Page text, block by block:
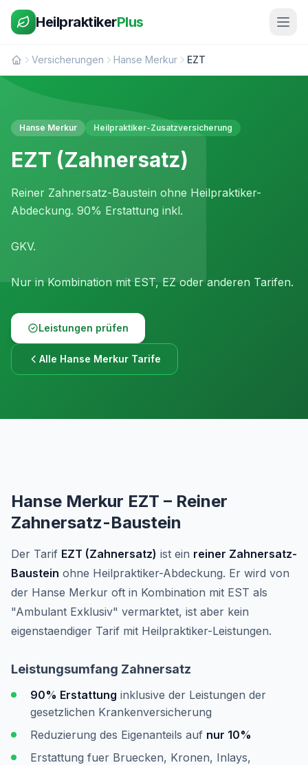
HeilpraktikerPlus
Versicherungen Hanse Merkur EZT
Hanse Merkur Heilpraktiker-Zusatzversicherung
EZT (Zahnersatz)
Reiner Zahnersatz-Baustein ohne Heilpraktiker-
Abdeckung. 90% Erstattung inkl.
GKV.
Nur in Kombination mit EST, EZ oder anderen Tarifen.
Leistungen prüfen
Alle Hanse Merkur Tarife
Hanse Merkur EZT – Reiner
Zahnersatz-Baustein
Der Tarif EZT (Zahnersatz) ist ein reiner Zahnersatz-
Baustein ohne Heilpraktiker-Abdeckung. Er wird von
der Hanse Merkur oft in Kombination mit EST als
"Ambulant Exklusiv" vermarktet, ist aber kein
eigenstaendiger Tarif mit Heilpraktiker-Leistungen.
Leistungsumfang Zahnersatz
90% Erstattung inklusive der Leistungen der
gesetzlichen Krankenversicherung
Reduzierung des Eigenanteils auf nur 10%
Erstattung fuer Bruecken, Kronen, Inlays,